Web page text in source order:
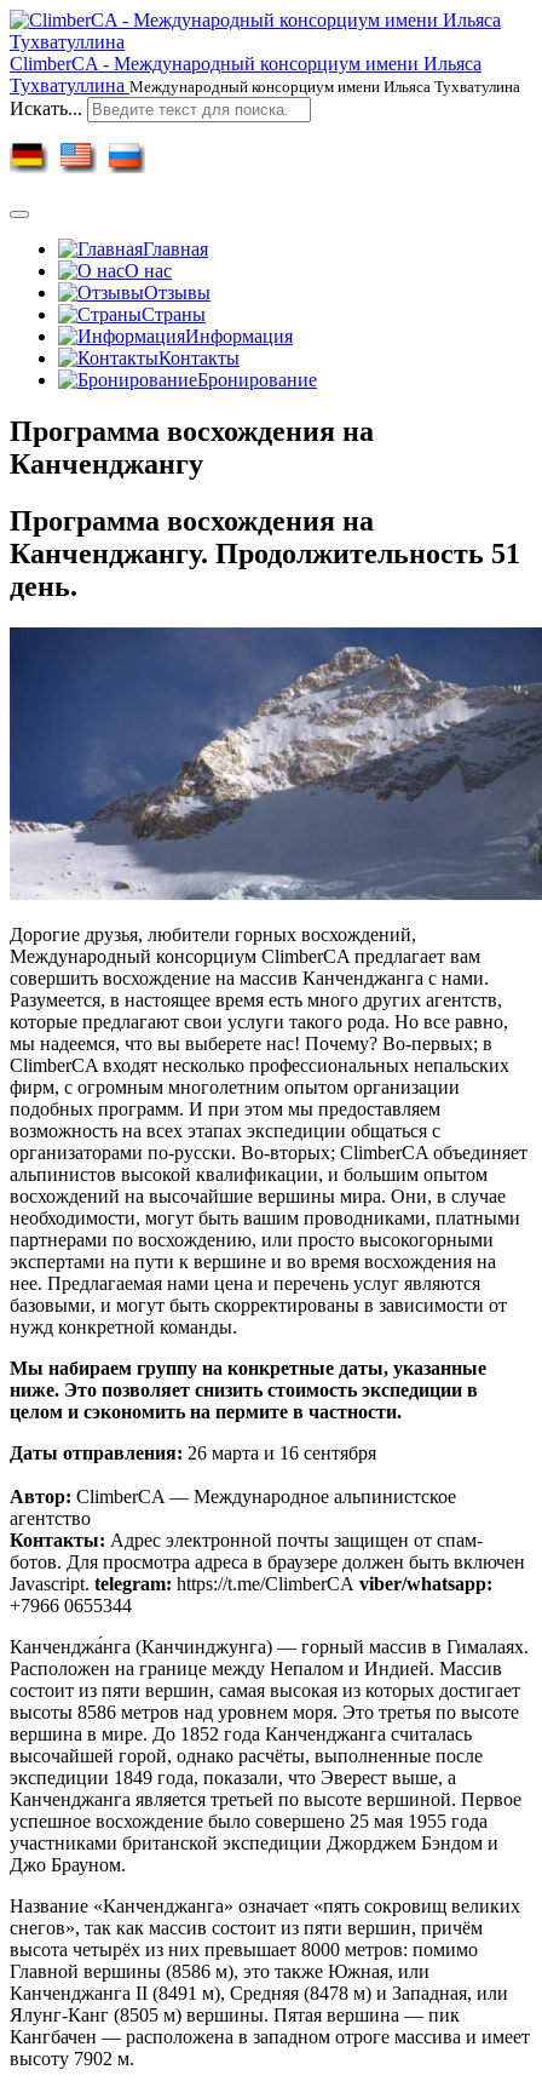
ClimberCA - Международный консорциум имени Ильяса
Тухватуллина Международный консорциум имени Ильяса Тухватулина
Искать...
Главная
О нас
Отзывы
Страны
Информация
Контакты
Бронирование
Программа восхождения на
Канченджангу
Программа восхождения на
Канченджангу. Продолжительность 51
день.
Дорогие друзья, любители горных восхождений,
Международный консорциум ClimberCA предлагает вам
совершить восхождение на массив Канченджанга с нами.
Разумеется, в настоящее время есть много других агентств,
которые предлагают свои услуги такого рода. Но все равно,
мы надеемся, что вы выберете нас! Почему? Во-первых; в
ClimberCA входят несколько профессиональных непальских
фирм, с огромным многолетним опытом организации
подобных программ. И при этом мы предоставляем
возможность на всех этапах экспедиции общаться с
организаторами по-русски. Во-вторых; ClimberCA объединяет
альпинистов высокой квалификации, и большим опытом
восхождений на высочайшие вершины мира. Они, в случае
необходимости, могут быть вашим проводниками, платными
партнерами по восхождению, или просто высокогорными
экспертами на пути к вершине и во время восхождения на
нее. Предлагаемая нами цена и перечень услуг являются
базовыми, и могут быть скорректированы в зависимости от
нужд конкретной команды.
Мы набираем группу на конкретные даты, указанные
ниже. Это позволяет снизить стоимость экспедиции в
целом и сэкономить на пермите в частности.
Даты отправления: 26 марта и 16 сентября
Автор: ClimberCA — Международное альпинистское
агентство
Контакты: Адрес электронной почты защищен от спам-
ботов. Для просмотра адреса в браузере должен быть включен
Javascript. telegram: https://t.me/ClimberCA viber/whatsapp:
+7966 0655344
Канченджа́нга (Канчинджунга) — горный массив в Гималаях.
Расположен на границе между Непалом и Индией. Массив
состоит из пяти вершин, самая высокая из которых достигает
высоты 8586 метров над уровнем моря. Это третья по высоте
вершина в мире. До 1852 года Канченджанга считалась
высочайшей горой, однако расчёты, выполненные после
экспедиции 1849 года, показали, что Эверест выше, а
Канченджанга является третьей по высоте вершиной. Первое
успешное восхождение было совершено 25 мая 1955 года
участниками британской экспедиции Джорджем Бэндом и
Джо Брауном.
Название «Канченджанга» означает «пять сокровищ великих
снегов», так как массив состоит из пяти вершин, причём
высота четырёх из них превышает 8000 метров: помимо
Главной вершины (8586 м), это также Южная, или
Канченджанга II (8491 м), Средняя (8478 м) и Западная, или
Ялунг-Канг (8505 м) вершины. Пятая вершина — пик
Кангбачен — расположена в западном отроге массива и имеет
высоту 7902 м.